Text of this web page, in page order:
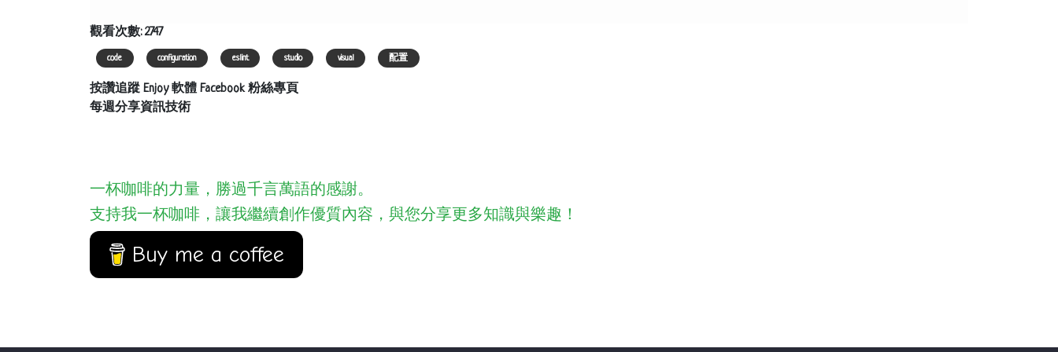
觀看次數: 2747
code configuration eslint studio visual 配置
按讚追蹤 Enjoy 軟體 Facebook 粉絲專頁
每週分享資訊技術
一杯咖啡的力量，勝過千言萬語的感謝。
支持我一杯咖啡，讓我繼續創作優質內容，與您分享更多知識與樂趣！
Buy me a coffee